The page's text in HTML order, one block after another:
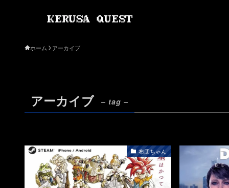
ホーム アーカイブ
アーカイブ – tag –
布団ちゃん